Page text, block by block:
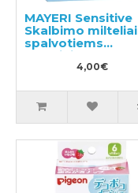
MAYERI Sensitive
Skalbimo milteliai
spalvotiems
skalbiniams 650g
4,00€